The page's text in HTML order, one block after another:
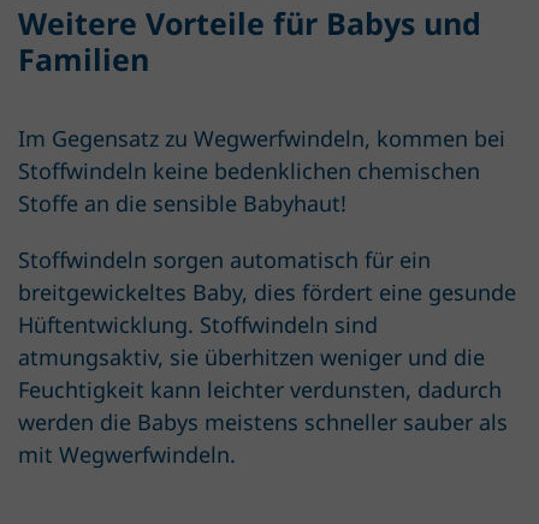
Weitere Vorteile für Babys und
Familien
Im Gegensatz zu Wegwerfwindeln, kommen bei
Stoffwindeln keine bedenklichen chemischen
Stoffe an die sensible Babyhaut!
Stoffwindeln sorgen automatisch für ein
breitgewickeltes Baby, dies fördert eine gesunde
Hüftentwicklung. Stoffwindeln sind
atmungsaktiv, sie überhitzen weniger und die
Feuchtigkeit kann leichter verdunsten, dadurch
werden die Babys meistens schneller sauber als
mit Wegwerfwindeln.